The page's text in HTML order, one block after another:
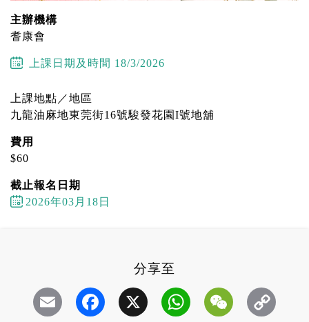
主辦機構
耆康會
上課日期及時間 18/3/2026
上課地點／地區
九龍油麻地東莞街16號駿發花園I號地舖
費用
$60
截止報名日期
2026年03月18日
分享至
Email Facebook
X WhatsAppWeChat